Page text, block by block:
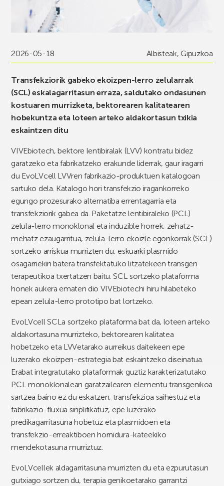
2026-05-18 Albisteak,Gipuzkoa
Transfekziorik gabeko ekoizpen-lerro zelularrak
(SCL) eskalagarritasun erraza, saldutako ondasunen
kostuaren murrizketa, bektorearen kalitatearen
hobekuntza eta loteen arteko aldakortasun txikia
eskaintzen ditu
VIVEbiotech, bektore lentibiralak (LVV) kontratu bidez
garatzeko eta fabrikatzeko erakunde liderrak, gaur iragarri
du EvoLVcell LVVren fabrikazio-produktuen katalogoan
sartuko dela. Katalogo hori transfekzio iragankorreko
egungo prozesurako alternatiba errentagarria eta
transfekziorik gabea da. Paketatze lentibiraleko (PCL)
zelula-lerro monoklonal eta induzible horrek, zehatz-
mehatz ezaugarritua, zelula-lerro ekoizle egonkorrak (SCL)
sortzeko arriskua murrizten du, eskuarki plasmido
osagarriekin batera transfektatuko litzatekeen transgen
terapeutikoa txertatzen baitu. SCL sortzeko plataforma
honek aukera ematen dio VIVEbiotechi hiru hilabeteko
epean zelula-lerro prototipo bat lortzeko.
EvoLVcell SCLa sortzeko plataforma bat da, loteen arteko
aldakortasuna murrizteko, bektorearen kalitatea
hobetzeko eta LVVetarako aurreikus daitekeen epe
luzerako ekoizpen-estrategia bat eskaintzeko diseinatua.
Erabat integratutako plataformak guztiz karakterizatutako
PCL monoklonalean garatzailearen elementu transgenikoa
sartzea baino ez du eskatzen, transfekzioa saihestuz eta
fabrikazio-fluxua sinplifikatuz, epe luzerako
predikagarritasuna hobetuz eta plasmidoen eta
transfekzio-erreaktiboen hornidura-kateekiko
mendekotasuna murriztuz.
EvoLVcellek aldagarritasuna murrizten du eta ezpurutasun
gutxiago sortzen du, terapia genikoetarako garrantzi